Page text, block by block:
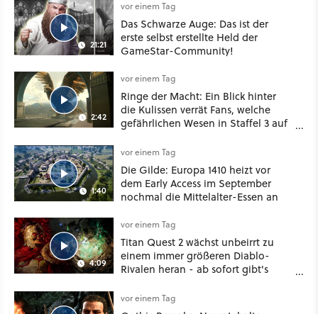
21:21
vor einem Tag
Das Schwarze Auge: Das ist der
erste selbst erstellte Held der
GameStar-Community!
2:42
vor einem Tag
Ringe der Macht: Ein Blick hinter
die Kulissen verrät Fans, welche
gefährlichen Wesen in Staffel 3 auf
1:40
vor einem Tag
Die Gilde: Europa 1410 heizt vor
dem Early Access im September
nochmal die Mittelalter-Essen an
4:09
vor einem Tag
Titan Quest 2 wächst unbeirrt zu
einem immer größeren Diablo-
Rivalen heran - ab sofort gibt's
Klasse
vor einem Tag